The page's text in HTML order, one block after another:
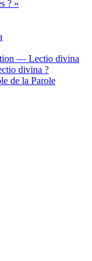
? »
— Lectio divina
divina ?
de la Parole